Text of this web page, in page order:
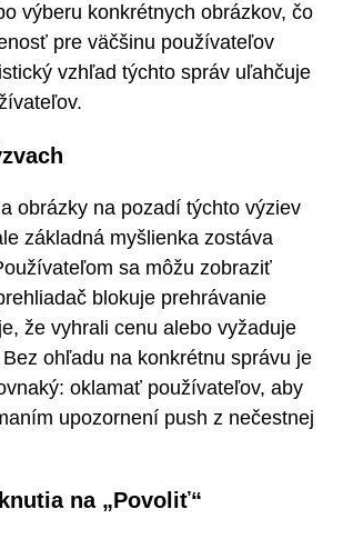
výberu konkrétnych obrázkov, čo
pre väčšinu používateľov
vzhľad týchto správ uľahčuje
obrázky na pozadí týchto výziev
základná myšlienka zostáva
sa môžu zobraziť
blokuje prehrávanie
že vyhrali cenu alebo vyžaduje
ohľadu na konkrétnu správu je
oklamať používateľov, aby
upozornení push z nečestnej
na „Povoliť“